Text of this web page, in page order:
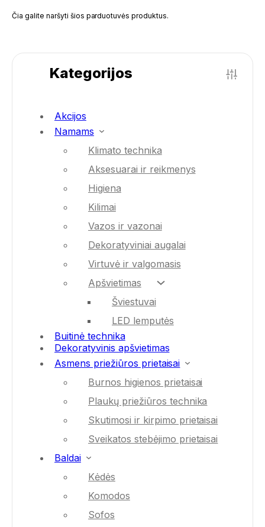
Čia galite naršyti šios parduotuvės produktus.
Kategorijos
Akcijos
Namams
Klimato technika
Aksesuarai ir reikmenys
Higiena
Kilimai
Vazos ir vazonai
Dekoratyviniai augalai
Virtuvė ir valgomasis
Apšvietimas
Šviestuvai
LED lemputės
Buitinė technika
Dekoratyvinis apšvietimas
Asmens priežiūros prietaisai
Burnos higienos prietaisai
Plaukų priežiūros technika
Skutimosi ir kirpimo prietaisai
Sveikatos stebėjimo prietaisai
Baldai
Kėdės
Komodos
Sofos